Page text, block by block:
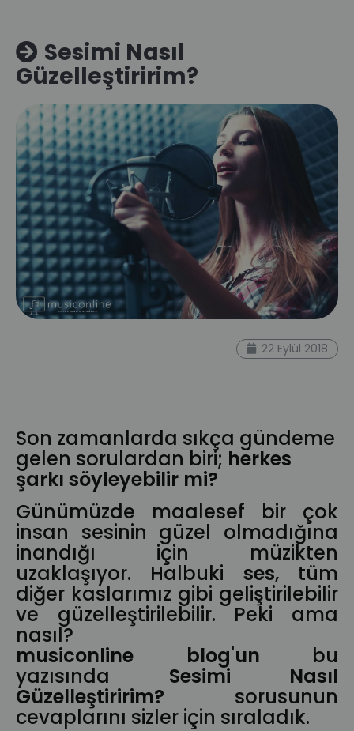
Sesimi Nasıl
Güzelleştiririm?
22 Eylül 2018
Son zamanlarda sıkça gündeme
gelen sorulardan biri; herkes
şarkı söyleyebilir mi?
Günümüzde maalesef bir çok
insan sesinin güzel olmadığına
inandığı için müzikten
uzaklaşıyor. Halbuki ses, tüm
diğer kaslarımız gibi geliştirilebilir
ve güzelleştirilebilir. Peki ama
nasıl?
musiconline blog'un bu
yazısında Sesimi Nasıl
Güzelleştiririm? sorusunun
cevaplarını sizler için sıraladık.